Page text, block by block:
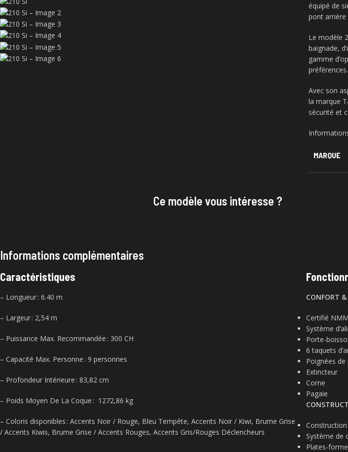
équipé de
pont arrière
Le modèle
baignade,
gamme
préférences.
Avec son
la marque
sécurité et
MARQUE
Ce modèle vous intéresse ?
Informations complémentaires
Caractéristiques
– Longueur : 6.40 m
– Largeur : 2,54 m
– Puissance Max. Recommandée : 300 CH
– Capacité Max. Personne : 9 personnes
– Profondeur Intérieure : 83,82 cm
– Poids Moyen De La Coque : 1272,86 kg
– Coloris disponibles : Accents Noir / Rouge, Bleu Tempête, Accents Noir / Kiwi, Brume Grise
/ Accents Kiwis, Brume Grise / Accents Rouges, Accents Gris/Rouges Déclencheurs
CONFORT
Certifié
Système
Porte-
6 taquets
Poignées
Extincteur
Corne
Pagaie
Système de
Plates-